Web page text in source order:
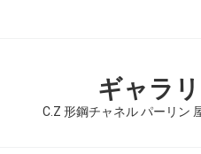
ギャラ
C.Z 形鋼チャネル パーリン